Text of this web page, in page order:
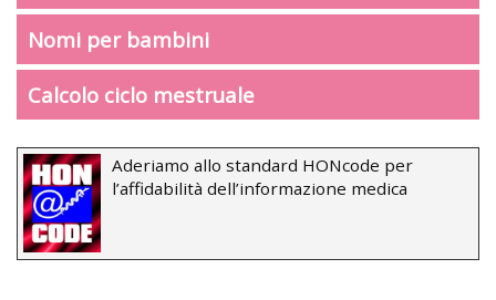
Nomi per bambini
Calcolo ciclo mestruale
Aderiamo allo standard HONcode per
l’affidabilità dell’informazione medica